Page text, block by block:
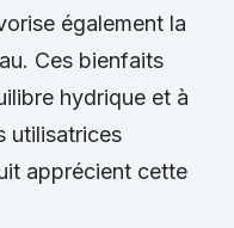
également la
Ces bienfaits
hydrique et à
utilisatrices
apprécient cette